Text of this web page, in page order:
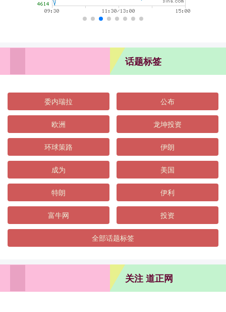
话题标签
委内瑞拉 公布
欧洲 龙坤投资
环球策路 伊朗
成为 美国
特朗 伊利
富牛网 投资
全部话题标签
关注 道正网